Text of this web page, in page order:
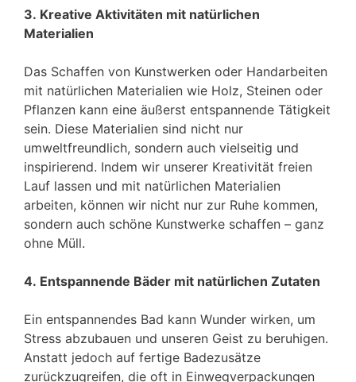
3. Kreative Aktivitäten mit natürlichen
Materialien
Das Schaffen von Kunstwerken oder Handarbeiten
mit natürlichen Materialien wie Holz, Steinen oder
Pflanzen kann eine äußerst entspannende Tätigkeit
sein. Diese Materialien sind nicht nur
umweltfreundlich, sondern auch vielseitig und
inspirierend. Indem wir unserer Kreativität freien
Lauf lassen und mit natürlichen Materialien
arbeiten, können wir nicht nur zur Ruhe kommen,
sondern auch schöne Kunstwerke schaffen – ganz
ohne Müll.
4. Entspannende Bäder mit natürlichen Zutaten
Ein entspannendes Bad kann Wunder wirken, um
Stress abzubauen und unseren Geist zu beruhigen.
Anstatt jedoch auf fertige Badezusätze
zurückzugreifen, die oft in Einwegverpackungen